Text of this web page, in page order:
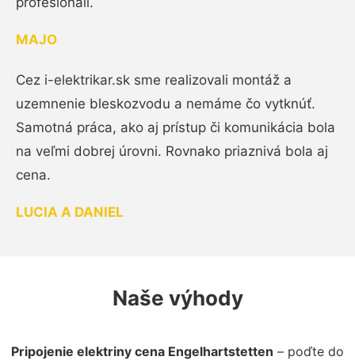
MAJO
Cez i-elektrikar.sk sme realizovali montáž a
uzemnenie bleskozvodu a nemáme čo vytknúť.
Samotná práca, ako aj prístup či komunikácia bola
na veľmi dobrej úrovni. Rovnako priaznivá bola aj
cena.
LUCIA A DANIEL
Naše výhody
Pripojenie elektriny cena Engelhartstetten – poďte do